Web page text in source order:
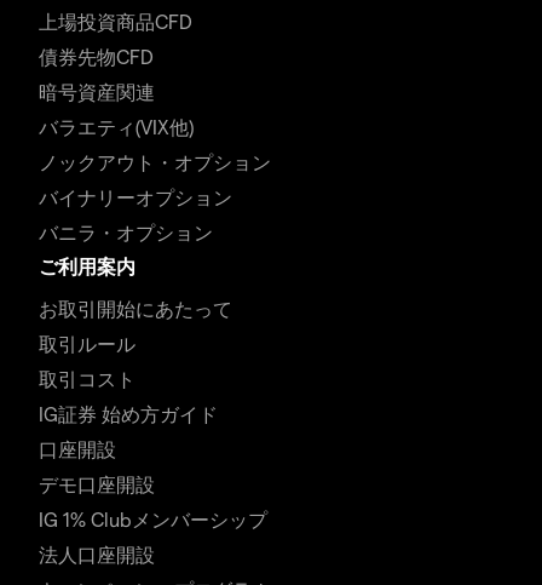
上場投資商品CFD
債券先物CFD
暗号資産関連
バラエティ(VIX他)
ノックアウト・オプション
バイナリーオプション
バニラ・オプション
ご利用案内
お取引開始にあたって
取引ルール
取引コスト
IG証券 始め方ガイド
口座開設
デモ口座開設
IG 1% Clubメンバーシップ
法人口座開設